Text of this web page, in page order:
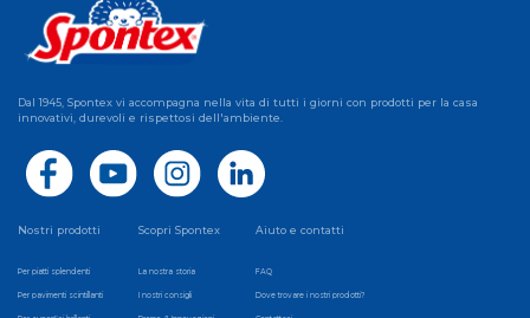
Dal 1945, Spontex vi accompagna nella vita di tutti i giorni con prodotti per la casa
innovativi, durevoli e rispettosi dell'ambiente.
Nostri prodotti
Per piatti splendenti
Per pavimenti scintillanti
Scopri Spontex
La nostra storia
I nostri consigli
Aiuto e contatti
FAQ
Dove trovare i nostri prodotti?